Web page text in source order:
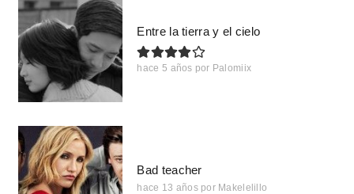
Entre la tierra y el cielo
hace 5 años por Palomiix
Bad teacher
hace 13 años por Makelelillo